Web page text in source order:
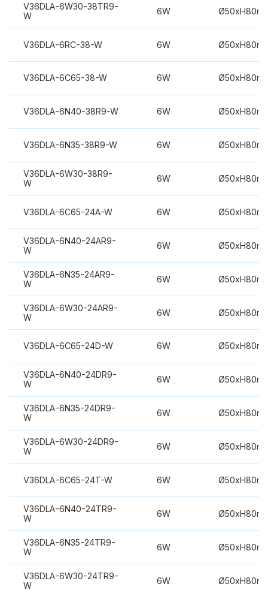
V36DLA-6W30-38TR9-
W
6W
V36DLA-6RC-38-W 6W
V36DLA-6C65-38-W 6W
V36DLA-6N40-38R9-W 6W
V36DLA-6N35-38R9-W 6W
V36DLA-6W30-38R9-
W
6W
V36DLA-6C65-24A-W 6W
V36DLA-6N40-24AR9-
W
6W
V36DLA-6N35-24AR9-
W
6W
V36DLA-6W30-24AR9-
W
6W
V36DLA-6C65-24D-W 6W
V36DLA-6N40-24DR9-
W
6W
V36DLA-6N35-24DR9-
W
6W
V36DLA-6W30-24DR9-
W
6W
V36DLA-6C65-24T-W 6W
V36DLA-6N40-24TR9-
W
6W
V36DLA-6N35-24TR9-
W
6W
V36DLA-6W30-24TR9-
W
6W